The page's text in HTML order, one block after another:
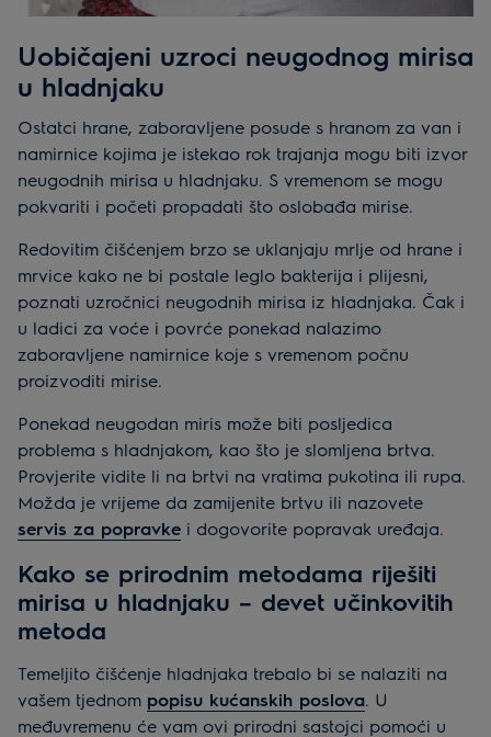
Uobičajeni uzroci neugodnog mirisa
u hladnjaku
Ostatci hrane, zaboravljene posude s hranom za van i
namirnice kojima je istekao rok trajanja mogu biti izvor
neugodnih mirisa u hladnjaku. S vremenom se mogu
pokvariti i početi propadati što oslobađa mirise.
Redovitim čišćenjem brzo se uklanjaju mrlje od hrane i
mrvice kako ne bi postale leglo bakterija i plijesni,
poznati uzročnici neugodnih mirisa iz hladnjaka. Čak i
u ladici za voće i povrće ponekad nalazimo
zaboravljene namirnice koje s vremenom počnu
proizvoditi mirise.
Ponekad neugodan miris može biti posljedica
problema s hladnjakom, kao što je slomljena brtva.
Provjerite vidite li na brtvi na vratima pukotina ili rupa.
Možda je vrijeme da zamijenite brtvu ili nazovete
servis za popravke i dogovorite popravak uređaja.
Kako se prirodnim metodama riješiti
mirisa u hladnjaku – devet učinkovitih
metoda
Temeljito čišćenje hladnjaka trebalo bi se nalaziti na
vašem tjednom popisu kućanskih poslova. U
međuvremenu će vam ovi prirodni sastojci pomoći u